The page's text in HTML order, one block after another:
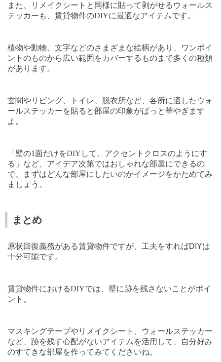
また、リメイクシートと同様に貼って剥がせるウォールス
テッカーも、賃貸物件のDIYに最適なアイテムです。
植物や動物、文字などのさまざまな絵柄があり、ワンポイ
ントのものから広い範囲をカバーするものまで多くの種類
があります。
玄関やリビング、トイレ、脱衣所など、各所に適したウォ
ールステッカーを貼ると部屋の印象がぱっと華やぎます
よ。
「壁の1面だけをDIY して、アクセントクロスのようにす
る」など、アイデア次第ではおしゃれな部屋にできるの
で、まずはどんな部屋にしたいのかイメージをかためてみ
ましょう。
まとめ
原状回復義務がある賃貸物件ですが、工夫をすればDIYは
十分可能です。
賃貸物件におけるDIYでは、壁に跡を残さないことがポイ
ント。
マスキングテープやリメイクシート、ウォールステッカー
など、跡を残す心配がないアイテムを活用して、自分好み
のすてきな部屋を作ってみてくださいね。